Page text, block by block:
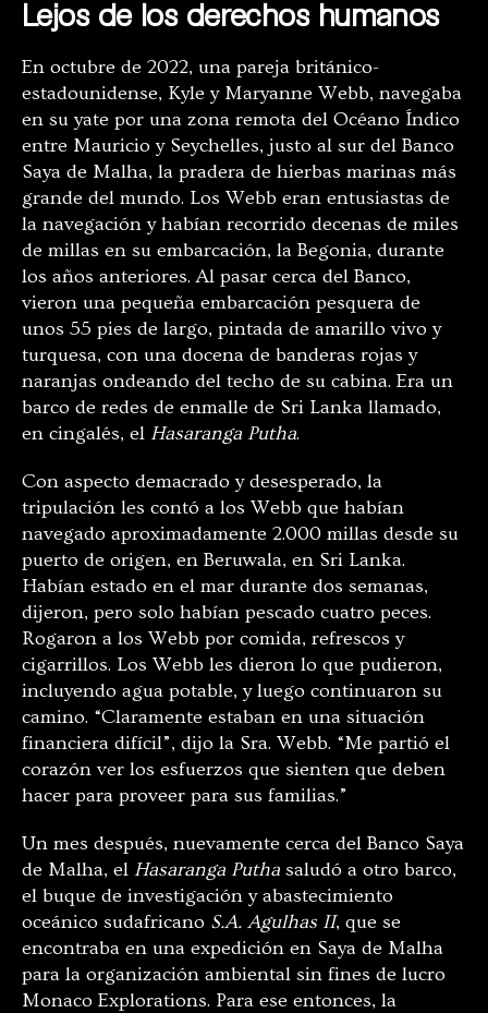
Lejos de los derechos humanos
En octubre de 2022, una pareja británico-
estadounidense, Kyle y Maryanne Webb, navegaba
en su yate por una zona remota del Océano Índico
entre Mauricio y Seychelles, justo al sur del Banco
Saya de Malha, la pradera de hierbas marinas más
grande del mundo. Los Webb eran entusiastas de
la navegación y habían recorrido decenas de miles
de millas en su embarcación, la Begonia, durante
los años anteriores. Al pasar cerca del Banco,
vieron una pequeña embarcación pesquera de
unos 55 pies de largo, pintada de amarillo vivo y
turquesa, con una docena de banderas rojas y
naranjas ondeando del techo de su cabina. Era un
barco de redes de enmalle de Sri Lanka llamado,
en cingalés, el Hasaranga Putha.
Con aspecto demacrado y desesperado, la
tripulación les contó a los Webb que habían
navegado aproximadamente 2.000 millas desde su
puerto de origen, en Beruwala, en Sri Lanka.
Habían estado en el mar durante dos semanas,
dijeron, pero solo habían pescado cuatro peces.
Rogaron a los Webb por comida, refrescos y
cigarrillos. Los Webb les dieron lo que pudieron,
incluyendo agua potable, y luego continuaron su
camino. “Claramente estaban en una situación
financiera difícil”, dijo la Sra. Webb. “Me partió el
corazón ver los esfuerzos que sienten que deben
hacer para proveer para sus familias.”
Un mes después, nuevamente cerca del Banco Saya
de Malha, el Hasaranga Putha saludó a otro barco,
el buque de investigación y abastecimiento
oceánico sudafricano S.A. Agulhas II, que se
encontraba en una expedición en Saya de Malha
para la organización ambiental sin fines de lucro
Monaco Explorations. Para ese entonces, la